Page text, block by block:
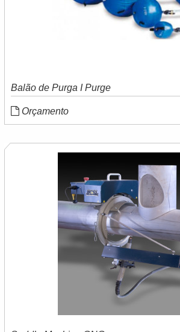
Balão de Purga I Purge
Orçamento